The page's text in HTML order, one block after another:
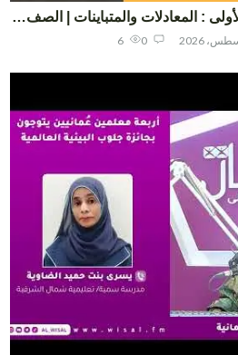
: المعادلات والمتباينات | الصف…
6